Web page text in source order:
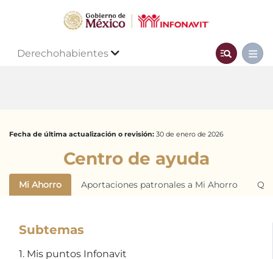
Derechohabientes
Fecha de última actualización o revisión: 30 de enero de 2026
Centro de ayuda
Mi Ahorro Aportaciones patronales a Mi Ahorro
Subtemas
1. Mis puntos Infonavit